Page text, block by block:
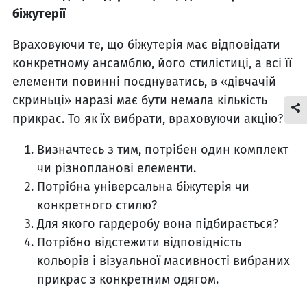
біжутерії
Враховуючи те, що біжутерія має відповідати
конкретному ансамблю, його стилістиці, а всі її
елементи повинні поєднуватись, в «дівчачій
скриньці» наразі має бути немала кількість
прикрас. То як їх вибрати, враховуючи акцію?
Визначтесь з тим, потрібен один комплект
чи різнопланові елементи.
Потрібна універсальна біжутерія чи
конкретного стилю?
Для якого гардеробу вона підбирається?
Потрібно відстежити відповідність
кольорів і візуальної масивності вибраних
прикрас з конкретним одягом.